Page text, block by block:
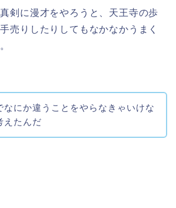
剣に漫才をやろうと、天王寺の歩
売りしたりしてもなかなかうまく
なにか違うことをやらなきゃいけな
えたんだ